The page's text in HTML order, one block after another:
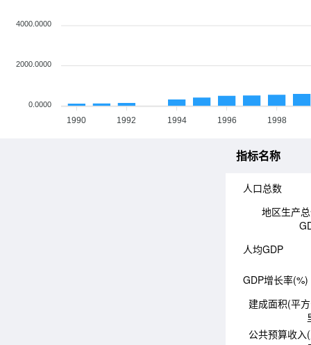
1990 1992 1994 1996 1998
4000.0000
2000.0000
0.0000
指标名称
人口总数
地区生产
人均GDP
GDP增长率(%)
建成面积(平
公共预算收入